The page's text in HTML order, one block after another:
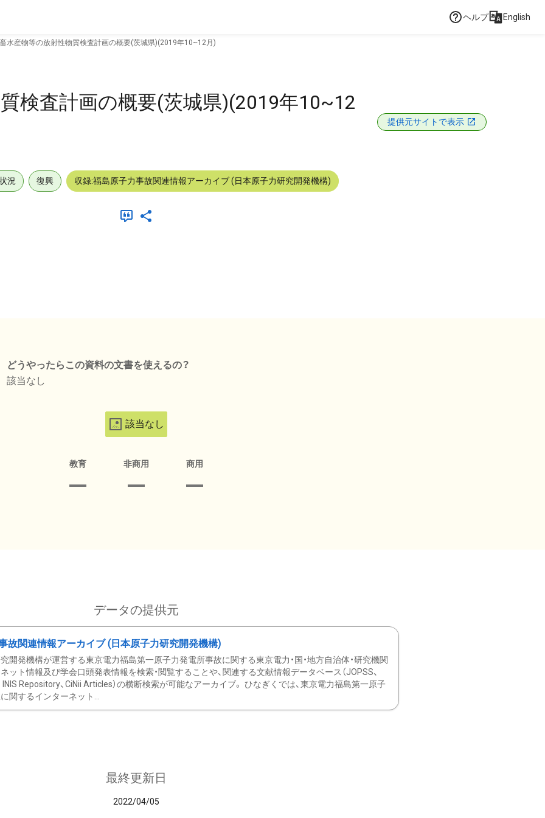
ヘルプ English
水産物等の放射性物質検査計画の概要(茨城県)(2019年10~12月)
検査計画の概要(茨城県)(2019年10~12
提供元サイトで表示
況 復興 収録:福島原子力事故関連情報アーカイブ (日本原子力研究開発機構)
どうやったらこの資料の文書を使えるの？
該当なし
該当なし
教育 非商用 商用
データの提供元
故関連情報アーカイブ (日本原子力研究開発機構)
開発機構が運営する東京電力福島第一原子力発電所事故に関する東京電力・国・地方自治体・研究機関
ット情報及び学会口頭発表情報を検索・閲覧することや、関連する文献情報データベース（JOPSS、
INIS Repository、CiNii Articles）の横断検索が可能なアーカイブ。 ひなぎくでは、東京電力福島第一原子
関するインターネット...
最終更新日
2022/04/05